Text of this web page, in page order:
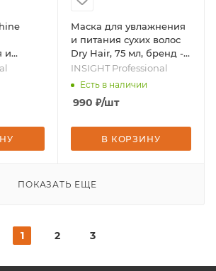
и
мл,
Маска для увлажнения
и питания сухих волос
Dry Hair, 75 мл, бренд -
INSIGHT Professional
INSIGHT Professional
Есть в наличии
990 ₽/шт
В КОРЗИНУ
ПОКАЗАТЬ ЕЩЕ
1 2 3